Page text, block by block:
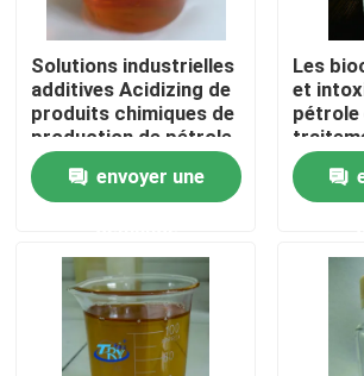
Sel d'ammonium quaternaire
Produits chimiques fins
Produits chimiques de production
Agent tensio-actif non ionique
Solutions industrielles
additives Acidizing de
produits chimiques de
production de pétrole
et de gaz
envoyer une
Les
et
pétrole
pour
liquide